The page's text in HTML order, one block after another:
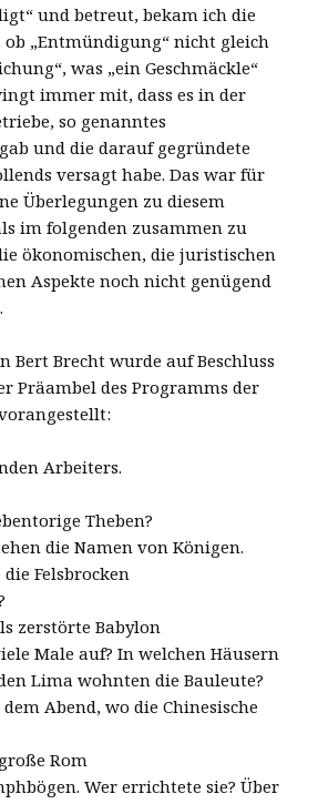
und betreut, bekam ich die
ob „Entmündigung“ nicht gleich
was „ein Geschmäckle“
immer mit, dass es in der
so genanntes
und die darauf gegründete
versagt habe. Das war für
Überlegungen zu diesem
im folgenden zusammen zu
ökonomischen, die juristischen
Aspekte noch nicht genügend
Bert Brecht wurde auf Beschluss
Präambel des Programms der
Arbeiters.
Theben?
die Namen von Königen.
Felsbrocken
zerstörte Babylon
Male auf? In welchen Häusern
Lima wohnten die Bauleute?
Abend, wo die Chinesische
Rom
Wer errichtete sie? Über